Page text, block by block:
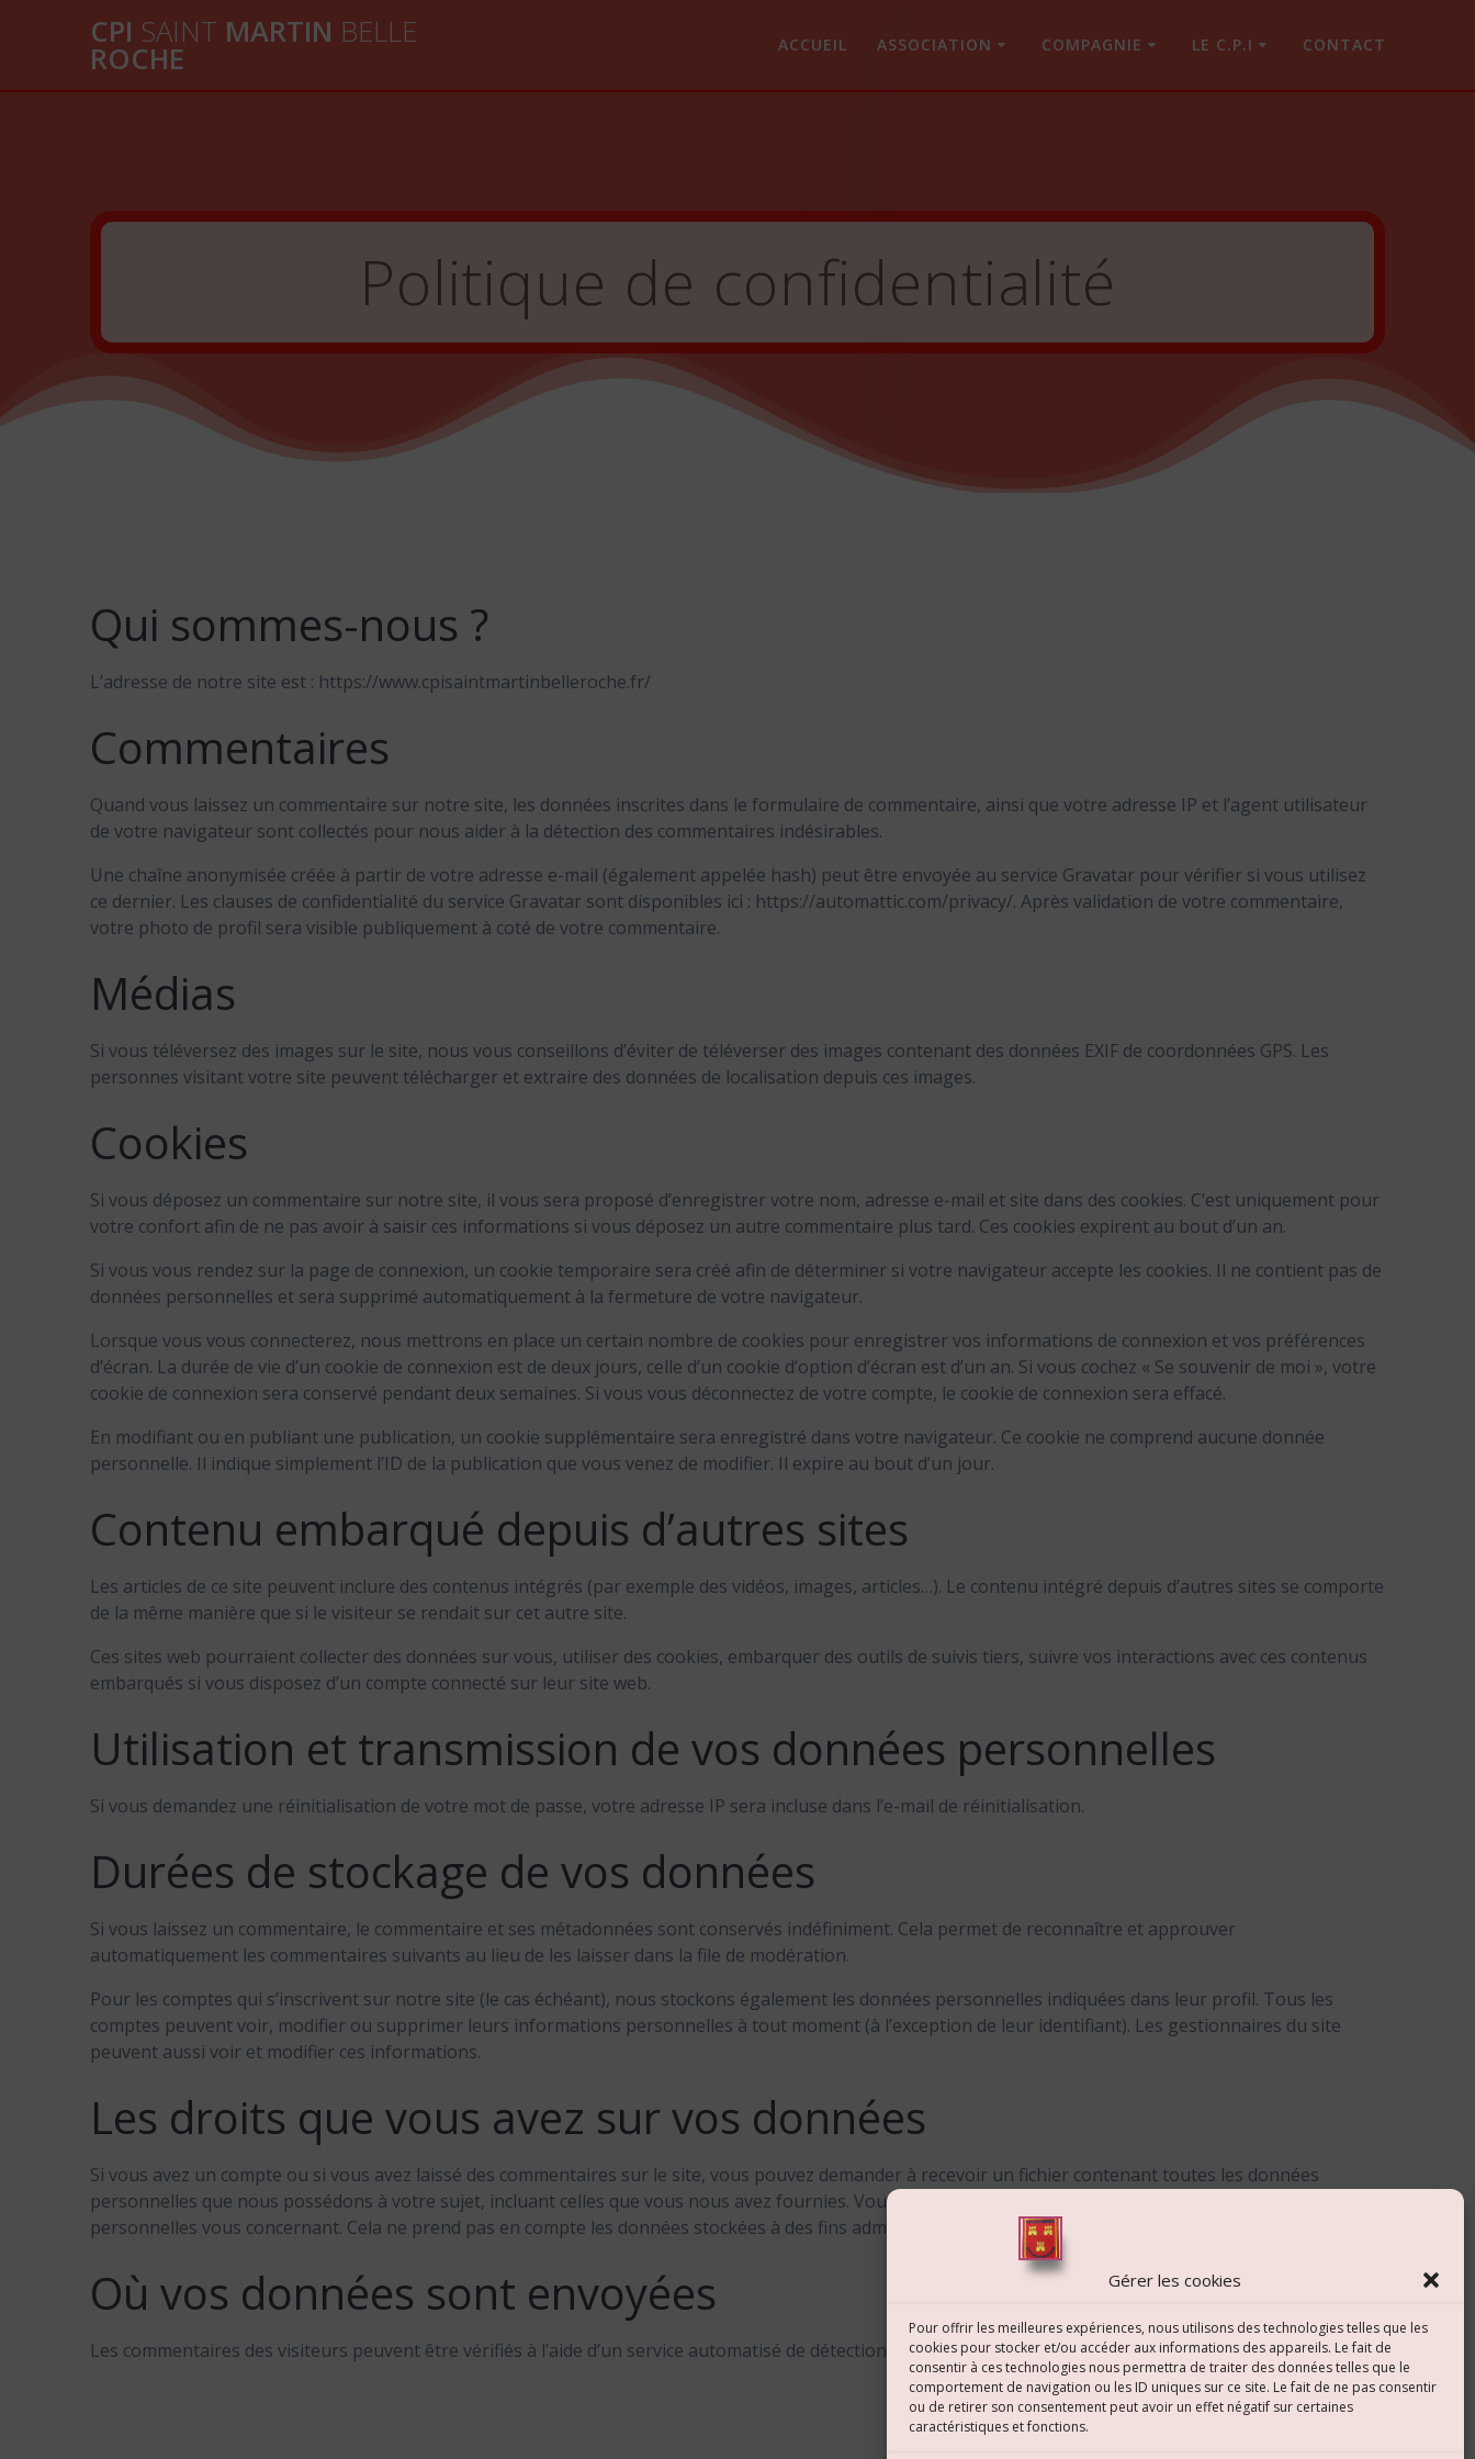
Gérer les cookies
Pour offrir les meilleures expériences, nous utilisons des technologies telles que les
cookies pour stocker et/ou accéder aux informations des appareils. Le fait de
consentir à ces technologies nous permettra de traiter des données telles que le
comportement de navigation ou les ID uniques sur ce site. Le fait de ne pas consentir
ou de retirer son consentement peut avoir un effet négatif sur certaines
caractéristiques et fonctions.
CPI SAINT MARTIN BELLE
ROCHE ACCUEIL ASSOCIATION COMPAGNIE LE C.P.I CONTACT
Politique de confidentialité
Qui sommes-nous ?
L’adresse de notre site est : https://www.cpisaintmartinbelleroche.fr/
Commentaires
Quand vous laissez un commentaire sur notre site, les données inscrites dans le formulaire de commentaire, ainsi que votre adresse IP et l’agent utilisateur
de votre navigateur sont collectés pour nous aider à la détection des commentaires indésirables.
Une chaîne anonymisée créée à partir de votre adresse e-mail (également appelée hash) peut être envoyée au service Gravatar pour vérifier si vous utilisez
ce dernier. Les clauses de confidentialité du service Gravatar sont disponibles ici : https://automattic.com/privacy/. Après validation de votre commentaire,
votre photo de profil sera visible publiquement à coté de votre commentaire.
Médias
Si vous téléversez des images sur le site, nous vous conseillons d’éviter de téléverser des images contenant des données EXIF de coordonnées GPS. Les
personnes visitant votre site peuvent télécharger et extraire des données de localisation depuis ces images.
Cookies
Si vous déposez un commentaire sur notre site, il vous sera proposé d’enregistrer votre nom, adresse e-mail et site dans des cookies. C’est uniquement pour
votre confort afin de ne pas avoir à saisir ces informations si vous déposez un autre commentaire plus tard. Ces cookies expirent au bout d’un an.
Si vous vous rendez sur la page de connexion, un cookie temporaire sera créé afin de déterminer si votre navigateur accepte les cookies. Il ne contient pas de
données personnelles et sera supprimé automatiquement à la fermeture de votre navigateur.
Lorsque vous vous connecterez, nous mettrons en place un certain nombre de cookies pour enregistrer vos informations de connexion et vos préférences
d’écran. La durée de vie d’un cookie de connexion est de deux jours, celle d’un cookie d’option d’écran est d’un an. Si vous cochez « Se souvenir de moi », votre
cookie de connexion sera conservé pendant deux semaines. Si vous vous déconnectez de votre compte, le cookie de connexion sera effacé.
En modifiant ou en publiant une publication, un cookie supplémentaire sera enregistré dans votre navigateur. Ce cookie ne comprend aucune donnée
personnelle. Il indique simplement l’ID de la publication que vous venez de modifier. Il expire au bout d’un jour.
Contenu embarqué depuis d’autres sites
Les articles de ce site peuvent inclure des contenus intégrés (par exemple des vidéos, images, articles…). Le contenu intégré depuis d’autres sites se comporte
de la même manière que si le visiteur se rendait sur cet autre site.
Ces sites web pourraient collecter des données sur vous, utiliser des cookies, embarquer des outils de suivis tiers, suivre vos interactions avec ces contenus
embarqués si vous disposez d’un compte connecté sur leur site web.
Utilisation et transmission de vos données personnelles
Si vous demandez une réinitialisation de votre mot de passe, votre adresse IP sera incluse dans l’e-mail de réinitialisation.
Durées de stockage de vos données
Si vous laissez un commentaire, le commentaire et ses métadonnées sont conservés indéfiniment. Cela permet de reconnaître et approuver
automatiquement les commentaires suivants au lieu de les laisser dans la file de modération.
Pour les comptes qui s’inscrivent sur notre site (le cas échéant), nous stockons également les données personnelles indiquées dans leur profil. Tous les
comptes peuvent voir, modifier ou supprimer leurs informations personnelles à tout moment (à l’exception de leur identifiant). Les gestionnaires du site
peuvent aussi voir et modifier ces informations.
Les droits que vous avez sur vos données
Si vous avez un compte ou si vous avez laissé des commentaires sur le site, vous pouvez demander à recevoir un fichier contenant toutes les données
personnelles que nous possédons à votre sujet, incluant celles que vous nous avez fournies. Vous pouvez également demander la suppression des données
personnelles vous concernant. Cela ne prend pas en compte les données stockées à des fins administratives, légales ou pour des raisons de sécurité.
Où vos données sont envoyées
Les commentaires des visiteurs peuvent être vérifiés à l’aide d’un service automatisé de détection des commentaires indésirables.